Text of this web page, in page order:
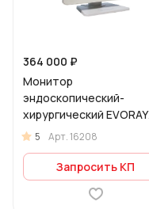
364 000 ₽
Монитор
эндоскопический-
хирургический EVORAY
S2421P
5 Арт.16208
Запросить КП